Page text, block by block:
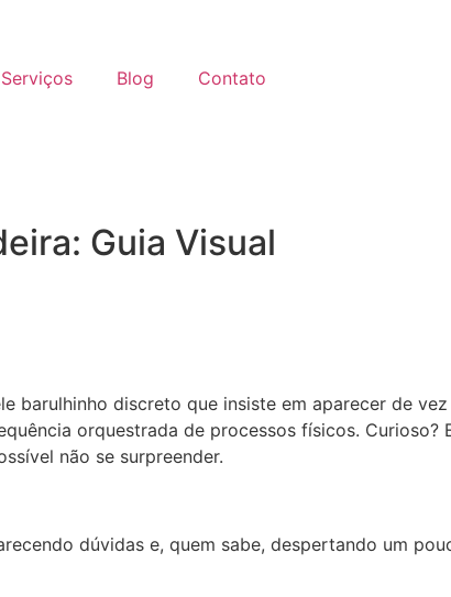
Serviços Blog Contato
Guia Visual
discreto que insiste em aparecer de
orquestrada de processos físicos.
não se surpreender.
dúvidas e, quem sabe, despertando um